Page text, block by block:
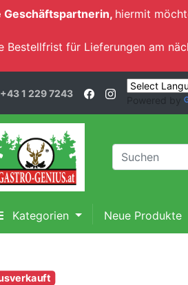
Geschäftspartnerin, hiermit
Bestellfrist für Lieferungen am
+43 1 229 7243
Powered by
Kategorien Neue Produkte